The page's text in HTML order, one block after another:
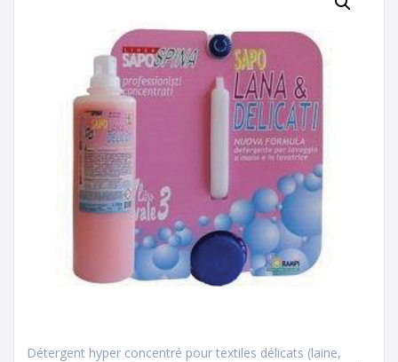
Détergent hyper concentré pour textiles délicats (laine,